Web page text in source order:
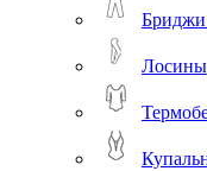
Бриджи
Лосины